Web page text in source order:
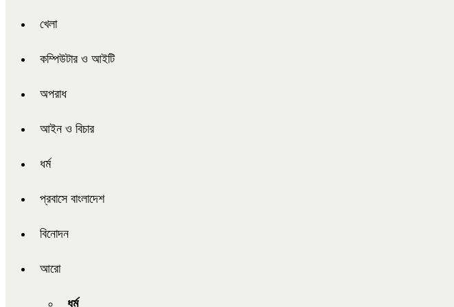
খেলা
কম্পিউটার ও আইটি
অপরাধ
আইন ও বিচার
ধর্ম
প্রবাসে বাংলাদেশ
বিনোদন
আরো
ধর্ম